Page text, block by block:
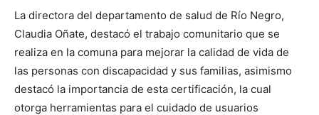
La directora del departamento de salud de Río Negro,
Claudia Oñate, destacó el trabajo comunitario que se
realiza en la comuna para mejorar la calidad de vida de
las personas con discapacidad y sus familias, asimismo
destacó la importancia de esta certificación, la cual
otorga herramientas para el cuidado de usuarios